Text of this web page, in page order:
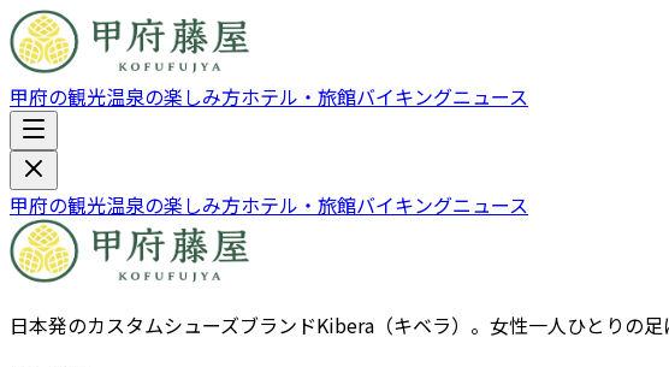
甲府の観光温泉の楽しみ方ホテル・旅館バイキングニュース
甲府の観光温泉の楽しみ方ホテル・旅館バイキングニュース
日本発のカスタムシューズブランドKibera（キベラ）。女性一人ひとりの